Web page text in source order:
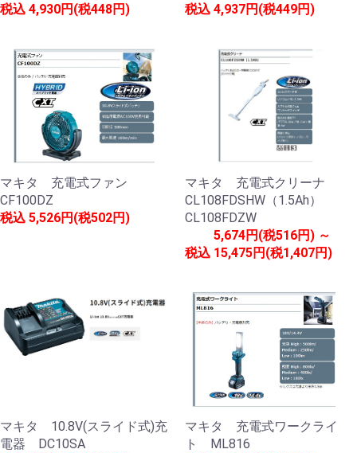
税込 4,930円(税448円)
税込 4,937円(税449円)
マキタ 充電式ファン
CF100DZ
税込 5,526円(税502円)
マキタ 充電式クリーナ
CL108FDSHW（1.5Ah）
CL108FDZW
税込
5,674円(税516円) ～
15,475円(税1,407円)
マキタ 10.8V(スライド式)充
電器 DC10SA
マキタ 充電式ワークライ
ト ML816